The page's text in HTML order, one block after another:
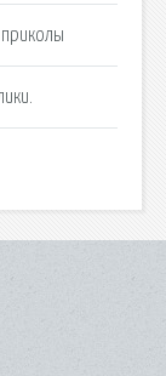
приколы